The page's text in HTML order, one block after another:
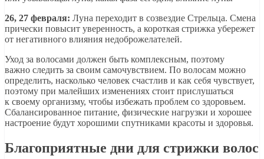
26, 27 февраля: Луна переходит в созвездие Стрельца. Смена
прически повысит уверенность, а короткая стрижка убережет
от негативного влияния недоброжелателей.
Уход за волосами должен быть комплексным, поэтому
важно следить за своим самочувствием. По волосам можно
определить, насколько человек счастлив и как себя чувствует,
поэтому при малейших изменениях стоит прислушаться
к своему организму, чтобы избежать проблем со здоровьем.
Сбалансированное питание, физические нагрузки и хорошее
настроение будут хорошими спутниками красоты и здоровья.
Благоприятные дни для стрижки волос